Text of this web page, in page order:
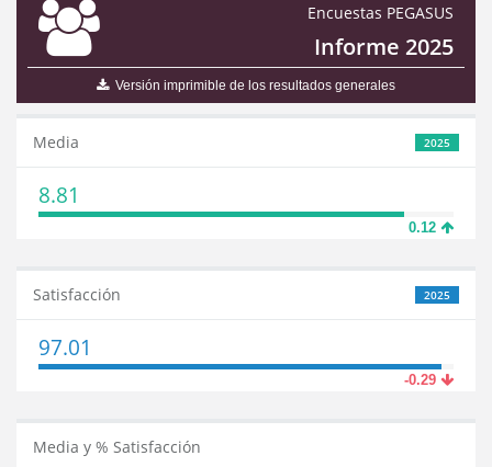
Encuestas PEGASUS
Informe 2025
Versión imprimible de los resultados generales
2025
Media
8.81
0.12
2025
Satisfacción
97.01
-0.29
Media y % Satisfacción